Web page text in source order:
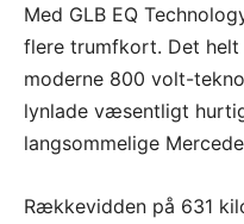
Med GLB EQ
flere trumfkort. Det helt
moderne 800 volt-
lynlade væsentligt
langsommelige
Rækkevidden på 631